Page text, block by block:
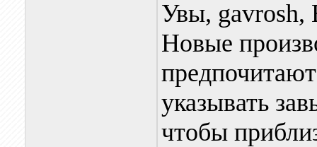
Увы,
Новые
указывать
чтобы